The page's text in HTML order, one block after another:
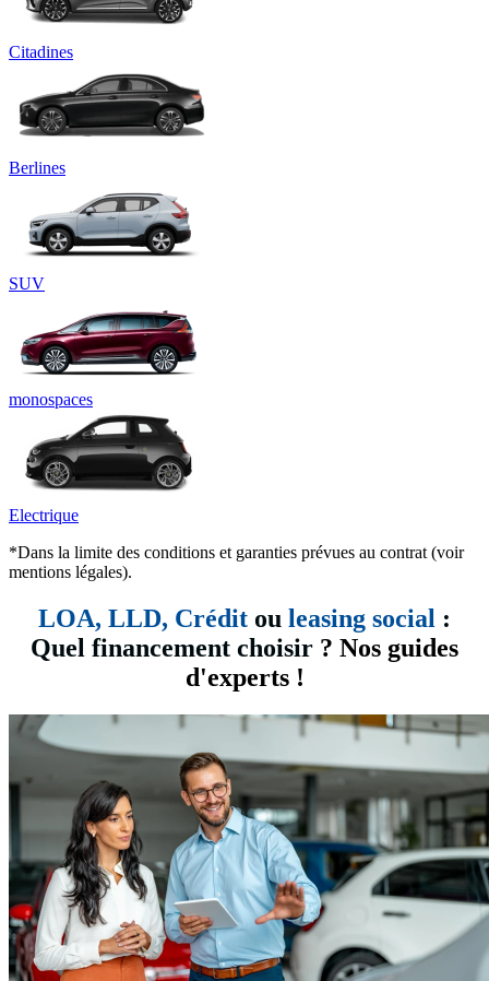
Citadines
Berlines
SUV
monospaces
Electrique
*Dans la limite des conditions et garanties prévues au contrat (voir
mentions légales).
LOA, LLD, Crédit ou leasing social :
Quel financement choisir ? Nos guides
d'experts !